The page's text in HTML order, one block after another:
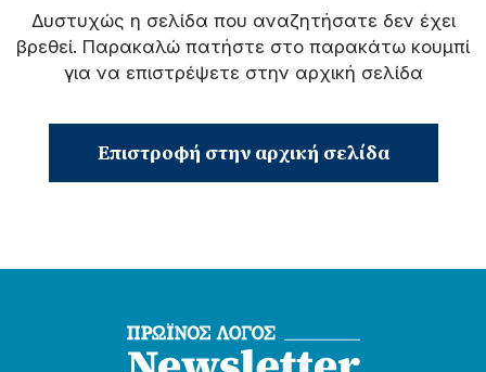
Δυστυχώς η σελίδα που αναζητήσατε δεν έχει
βρεθεί. Παρακαλώ πατήστε στο παρακάτω κουμπί
για να επιστρέψετε στην αρχική σελίδα
Επιστροφή στην αρχική σελίδα